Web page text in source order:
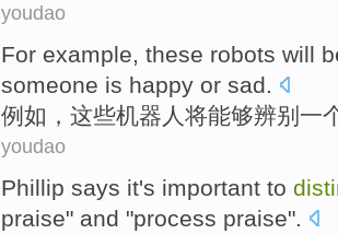
youdao
For example, these robots will
someone is happy or sad.
例如 ， 这些机器人 将能够辨别 一
youdao
Phillip says it's important to
praise" and "process praise".